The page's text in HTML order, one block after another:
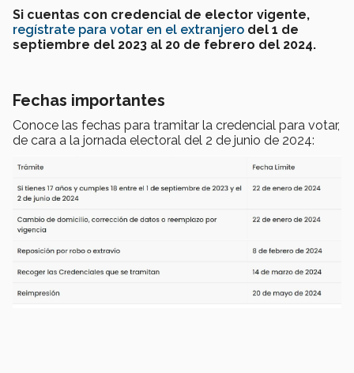
Si cuentas con credencial de elector vigente,
regístrate para votar en el extranjero del 1 de
septiembre del 2023 al 20 de febrero del 2024.
Fechas importantes
Conoce las fechas para tramitar la credencial para votar,
de cara a la jornada electoral del 2 de junio de 2024: